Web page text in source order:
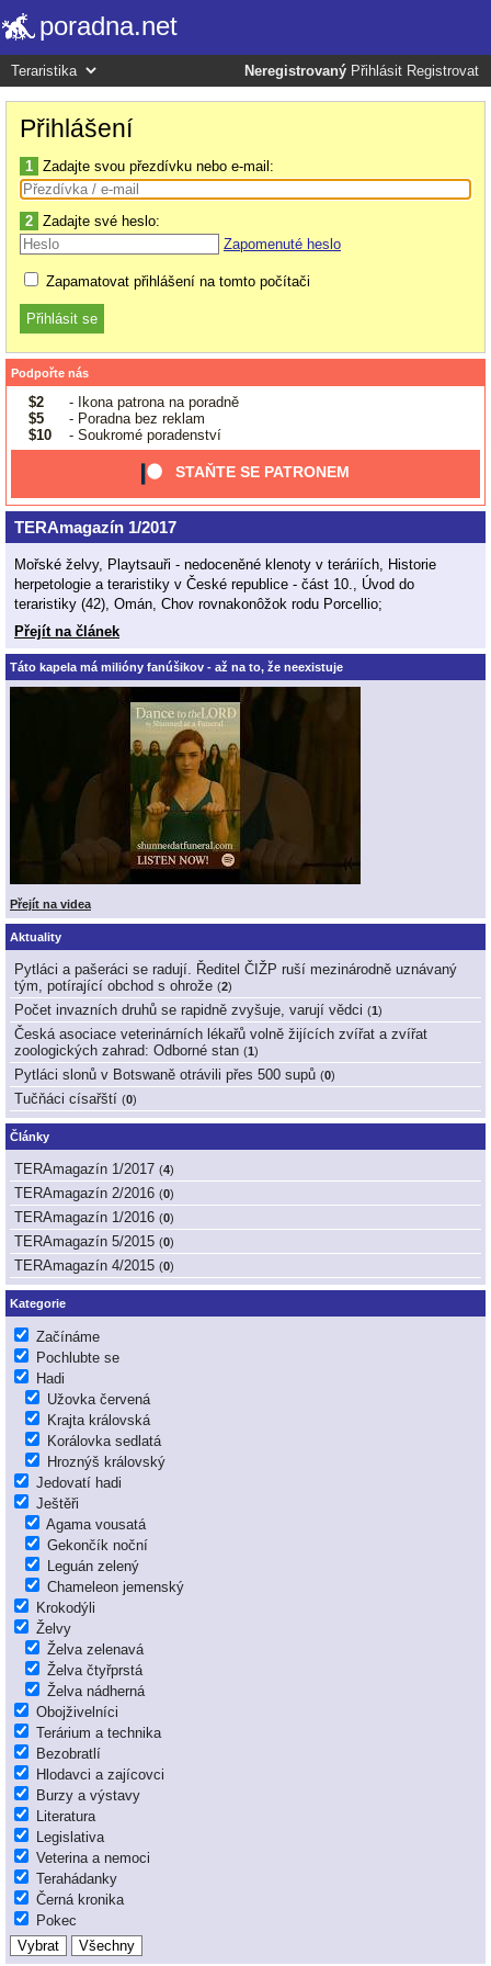
poradna.net
Neregistrovaný Přihlásit Registrovat
Přihlášení
1 Zadajte svou přezdívku nebo e-mail:
2 Zadajte své heslo:
Zapomenuté heslo
Zapamatovat přihlášení na tomto počítači
Podpořte nás
$2
- Ikona patrona na poradně
$5
- Poradna bez reklam
$10
- Soukromé poradenství
STAŇTE SE PATRONEM
TERAmagazín 1/2017
Mořské želvy, Playtsauři - nedoceněné klenoty v teráriích, Historie
herpetologie a teraristiky v České republice - část 10., Úvod do
teraristiky (42), Omán, Chov rovnakonôžok rodu Porcellio;
Přejít na článek
Táto kapela má milióny fanúšikov - až na to, že neexistuje
Přejít na videa
Aktuality
Pytláci a pašeráci se radují. Ředitel ČIŽP ruší mezinárodně uznávaný
tým, potírající obchod s ohrože (2)
Počet invazních druhů se rapidně zvyšuje, varují vědci (1)
Česká asociace veterinárních lékařů volně žijících zvířat a zvířat
zoologických zahrad: Odborné stan (1)
Pytláci slonů v Botswaně otrávili přes 500 supů (0)
Tučňáci císařští (0)
Články
TERAmagazín 1/2017 (4)
TERAmagazín 2/2016 (0)
TERAmagazín 1/2016 (0)
TERAmagazín 5/2015 (0)
TERAmagazín 4/2015 (0)
Kategorie
Začínáme
Pochlubte se
Hadi
Užovka červená
Krajta královská
Korálovka sedlatá
Hroznýš královský
Jedovatí hadi
Ještěři
Agama vousatá
Gekončík noční
Leguán zelený
Chameleon jemenský
Krokodýli
Želvy
Želva zelenavá
Želva čtyřprstá
Želva nádherná
Obojživelníci
Terárium a technika
Bezobratlí
Hlodavci a zajícovci
Burzy a výstavy
Literatura
Legislativa
Veterina a nemoci
Terahádanky
Černá kronika
Pokec